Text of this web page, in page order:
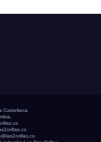
Castellana